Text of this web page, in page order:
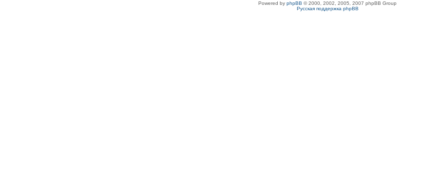
Powered by phpBB © 2000, 2002, 2005, 2007 phpBB Group
Русская поддержка phpBB